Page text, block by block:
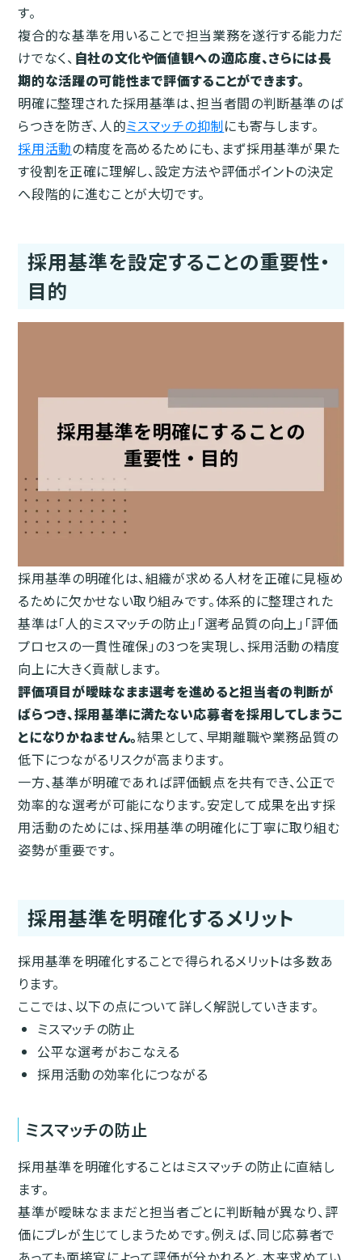
す。
複合的な基準を用いることで担当業務を遂行する能力だ
けでなく、 自社の文化や価値観への適応度、さらには長
期的な活躍の可能性まで評価することができます。
明確に整理された採用基準は、担当者間の判断基準のば
らつきを防ぎ、人的ミスマッチの抑制にも寄与します。
採用活動の精度を高めるためにも、まず採用基準が果た
す役割を正確に理解し、設定方法や評価ポイントの決定
へ段階的に進むことが大切です。
採用基準を設定することの重要性・
目的
採用基準の明確化は、組織が求める人材を正確に見極め
るために欠かせない取り組みです。体系的に整理された
基準は「人的ミスマッチの防止」「選考品質の向上」「評価
プロセスの一貫性確保」の3つを実現し、採用活動の精度
向上に大きく貢献します。
評価項目が曖昧なまま選考を進めると担当者の判断が
ばらつき、採用基準に満たない応募者を採用してしまうこ
とになりかねません。結果として、早期離職や業務品質の
低下につながるリスクが高まります。
一方、基準が明確であれば評価観点を共有でき、公正で
効率的な選考が可能になります。安定して成果を出す採
用活動のためには、採用基準の明確化に丁寧に取り組む
姿勢が重要です。
採用基準を明確化するメリット
採用基準を明確化することで得られるメリットは多数あ
ります。
ここでは、以下の点について詳しく解説していきます。
ミスマッチの防止
公平な選考がおこなえる
採用活動の効率化につながる
ミスマッチの防止
採用基準を明確化することはミスマッチの防止に直結し
ます。
基準が曖昧なままだと担当者ごとに判断軸が異なり、評
価にブレが生じてしまうためです。例えば、同じ応募者で